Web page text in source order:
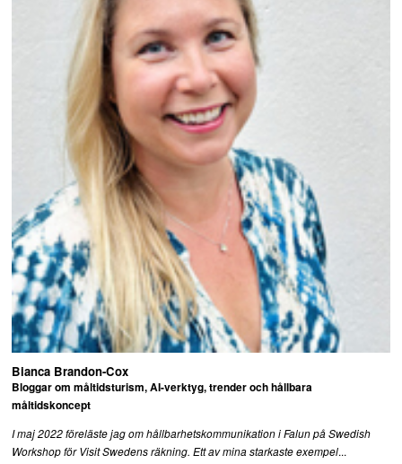
Bianca Brandon-Cox
Bloggar om måltidsturism, AI-verktyg, trender och hållbara
måltidskoncept
I maj 2022 föreläste jag om hållbarhetskommunikation i Falun på Swedish
Workshop för Visit Swedens räkning. Ett av mina starkaste exempel...